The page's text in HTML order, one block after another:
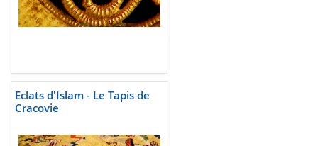
Eclats d'Islam - Le Tapis de
Cracovie